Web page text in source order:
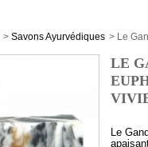
> Savons Ayurvédiques > Le
LE
Le